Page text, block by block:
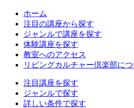
ホーム
注目の講座から探す
ジャンルで講座を探す
体験講座を探す
教室へのアクセス
リビングカルチャー倶楽部につ
注目講座を探す
ジャンルで探す
詳しい条件で探す